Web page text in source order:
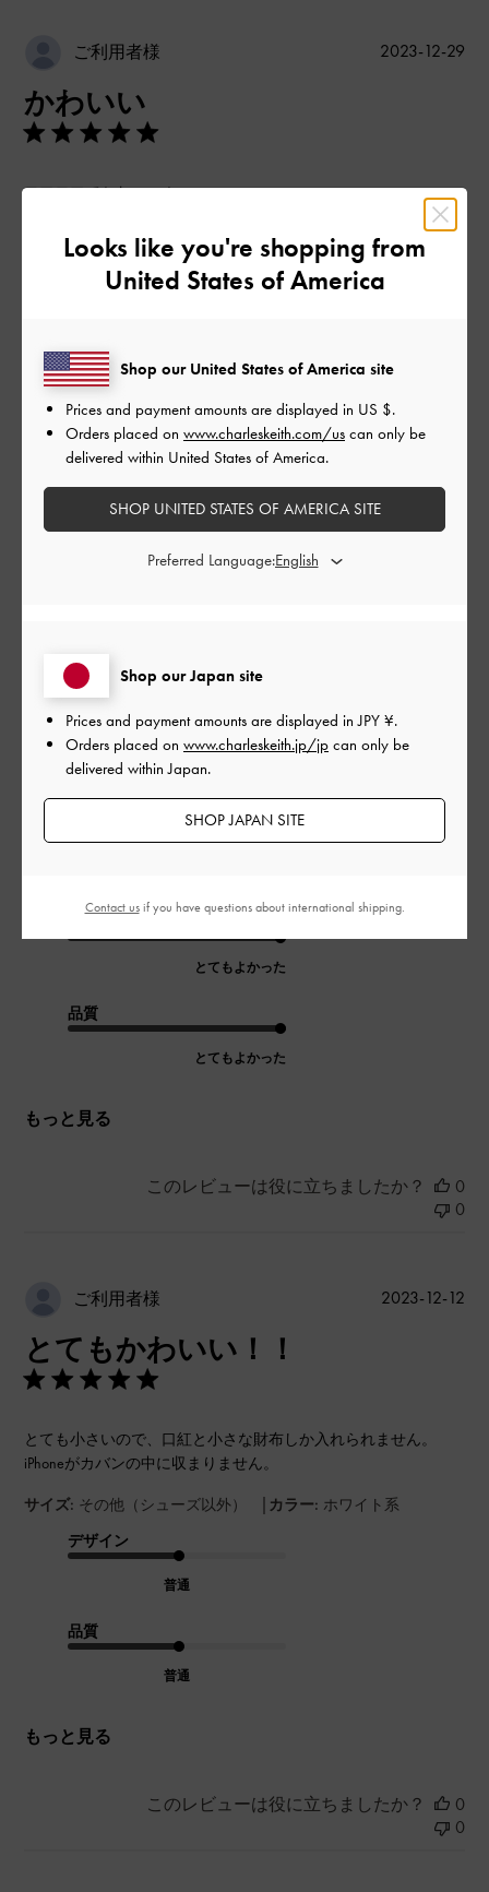
ご利用者様
かわいい
モフモフでかわいい！
デザイン
品質
とてもよかった
もっと見る
公
2023-12-29
このレビューは役に立ちましたか？
とにかく可愛い❣️
新宿の店舗で可愛いと思ったけど小ささに購入をためらいまし
たが…やっぱり可愛いのでサイトから購入しました…この小さい
サイズとふわふわが持ってるだけで可愛い😍
とてもよかった
品質
とてもよかった
もっと見る
このレビューは役に立ちましたか？
0
0
ご利用者様
とてもかわいい！！
とても小さいので、口紅と小さな財布しか入れられません。
iPhoneがカバンの中に収まりません。
サイズ: その他（シューズ以外） | カラー: ホワイト系
デザイン
普通
品質
普通
もっと見る
公
2023-12-12
このレビューは役に立ちましたか？
0
0
Looks like you're shopping from
United States of America
Shop our Japan site
Prices and payment amounts are displayed inJPY ¥.
Orders placed on www.charleskeith.jp/jp can only be
delivered within Japan.
SHOP JAPAN SITE
Shop our United States of America site
Prices and payment amounts are displayed in US $.
Orders placed on www.charleskeith.com/us can only be
delivered within United States of America.
SHOP UNITED STATES OF AMERICA SITE
Preferred Language:
Contact usif you have questions about international shipping.